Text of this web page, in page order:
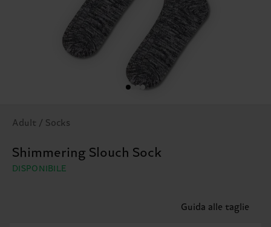
Adult / Socks
Shimmering Slouch Sock
DISPONIBILE
Guida alle taglie